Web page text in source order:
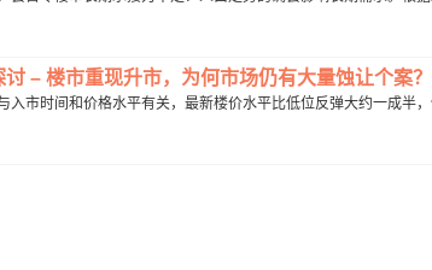
讨 – 楼市重现升市，为何市场仍有大量蚀让个案
入市时间和价格水平有关，最新楼价水平比低位反弹大约一成半